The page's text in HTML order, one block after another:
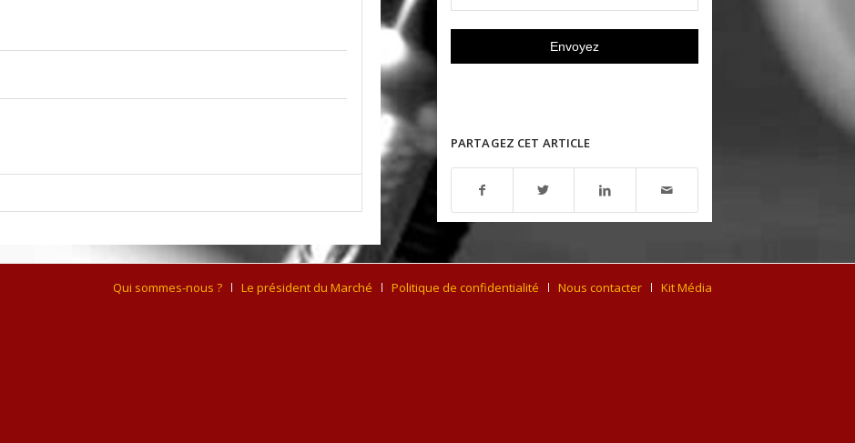
PARTAGEZ CET ARTICLE
Qui sommes-nous ? Le président du Marché Politique de confidentialité Nous contacter Kit Média